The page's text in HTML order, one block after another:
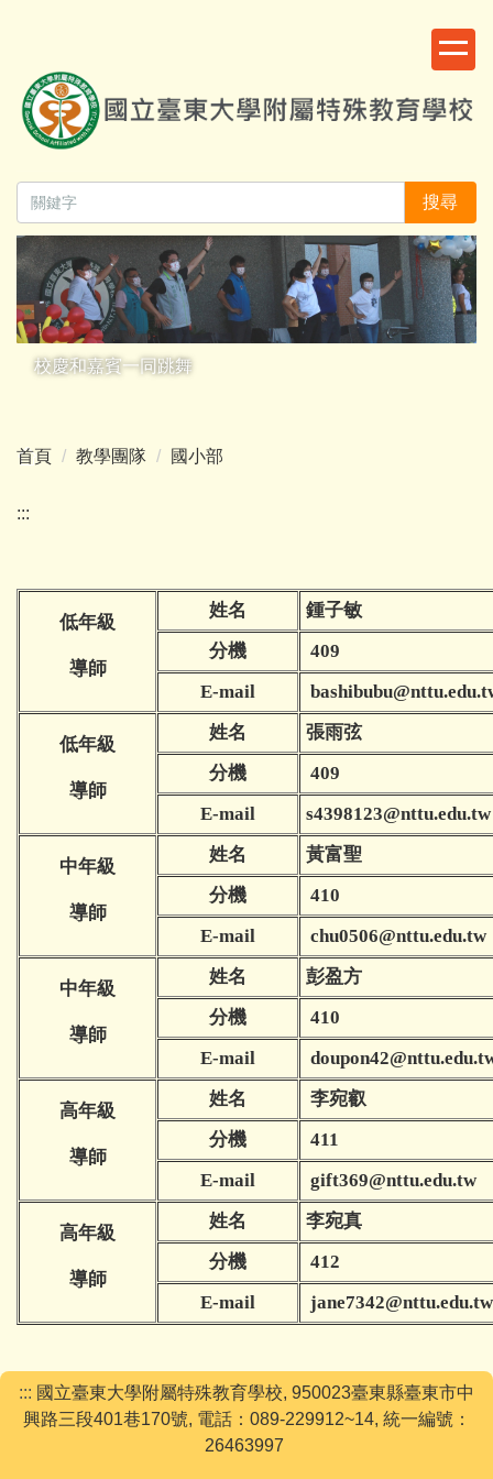
要
內
搜尋
校慶和嘉賓一同跳舞
首頁 教學團隊 國小部
:::
低年級
導師
姓名
鍾子敏
分機
409
E-mail
低年級
導師
姓名
張雨弦
分機
409
E-mail
s4398123@nttu.edu.tw
中年級
導師
姓名
黃富聖
分機
410
E-mail
chu0506@nttu.edu.tw
中年級
導師
姓名
彭盈方
分機
410
E-mail
高年級
導師
姓名
李宛叡
分機
411
E-mail
gift369@nttu.edu.tw
高年級
導師
姓名
李宛真
分機
412
E-mail
jane7342@nttu.edu.tw
::: 國立臺東大學附屬特殊教育學校, 950023臺東縣臺東市中
興路三段401巷170號, 電話：089-229912~14, 統一編號：
26463997